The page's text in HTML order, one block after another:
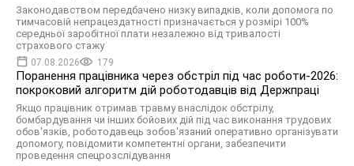
Законодавством передбачено низку випадків, коли допомога по
тимчасовій непрацездатності призначається у розмірі 100%
середньої заробітної плати незалежно від тривалості
страхового стажу
07.08.2026 179
Поранення працівника через обстріл під час роботи-2026:
покроковий алгоритм дій роботодавців від Держпраці
Якщо працівник отримав травму внаслідок обстрілу,
бомбардування чи інших бойових дій під час виконання трудових
обов'язків, роботодавець зобов'язаний оперативно організувати
допомогу, повідомити компетентні органи, забезпечити
проведення спецрозслідування